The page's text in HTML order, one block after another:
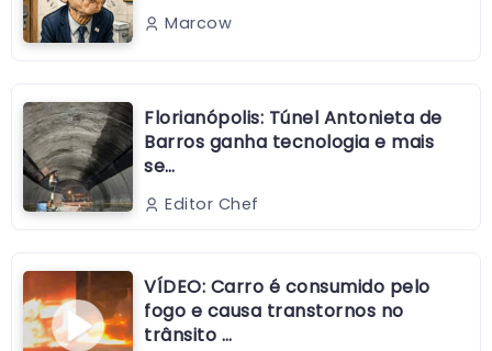
Marcow
Florianópolis: Túnel Antonieta de
Barros ganha tecnologia e mais
se…
Editor Chef
VÍDEO: Carro é consumido pelo
fogo e causa transtornos no
trânsito …